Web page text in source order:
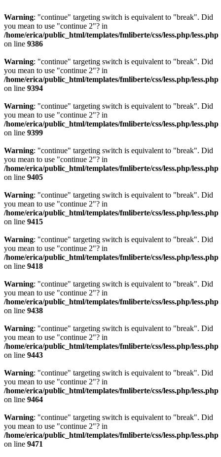
Warning: "continue" targeting switch is equivalent to "break". Did
you mean to use "continue 2"? in
/home/erica/public_html/templates/fmliberte/css/less.php/less.php
on line 9386
Warning: "continue" targeting switch is equivalent to "break". Did
you mean to use "continue 2"? in
/home/erica/public_html/templates/fmliberte/css/less.php/less.php
on line 9394
Warning: "continue" targeting switch is equivalent to "break". Did
you mean to use "continue 2"? in
/home/erica/public_html/templates/fmliberte/css/less.php/less.php
on line 9399
Warning: "continue" targeting switch is equivalent to "break". Did
you mean to use "continue 2"? in
/home/erica/public_html/templates/fmliberte/css/less.php/less.php
on line 9405
Warning: "continue" targeting switch is equivalent to "break". Did
you mean to use "continue 2"? in
/home/erica/public_html/templates/fmliberte/css/less.php/less.php
on line 9415
Warning: "continue" targeting switch is equivalent to "break". Did
you mean to use "continue 2"? in
/home/erica/public_html/templates/fmliberte/css/less.php/less.php
on line 9418
Warning: "continue" targeting switch is equivalent to "break". Did
you mean to use "continue 2"? in
/home/erica/public_html/templates/fmliberte/css/less.php/less.php
on line 9438
Warning: "continue" targeting switch is equivalent to "break". Did
you mean to use "continue 2"? in
/home/erica/public_html/templates/fmliberte/css/less.php/less.php
on line 9443
Warning: "continue" targeting switch is equivalent to "break". Did
you mean to use "continue 2"? in
/home/erica/public_html/templates/fmliberte/css/less.php/less.php
on line 9464
Warning: "continue" targeting switch is equivalent to "break". Did
you mean to use "continue 2"? in
/home/erica/public_html/templates/fmliberte/css/less.php/less.php
on line 9471